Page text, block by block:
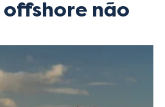
não